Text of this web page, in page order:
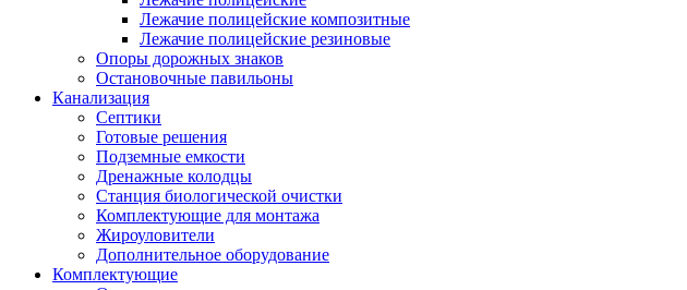
Лежачие полицейские композитные
Лежачие полицейские резиновые
Опоры дорожных знаков
Остановочные павильоны
Канализация
Септики
Готовые решения
Подземные емкости
Дренажные колодцы
Станция биологической очистки
Комплектующие для монтажа
Жироуловители
Дополнительное оборудование
Комплектующие